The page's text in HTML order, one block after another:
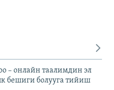
– онлайн таалимдин эл
бешиги болууга тийиш